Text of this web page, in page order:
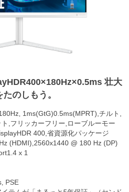
壮大
のしもう。
1ms(GtG)0.5ms(MPRT),チルト,
,フリッカーフリー,ローブルーモー
400,省資源化パッケージ
(HDMI),2560x1440 @ 180 Hz (DP)
x 1
PSE